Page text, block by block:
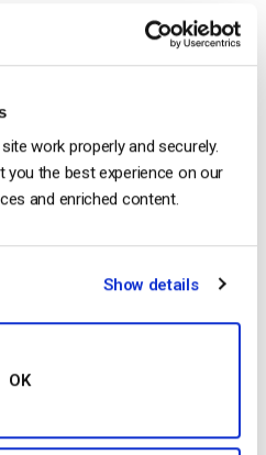
work properly and securely.
you the best experience on our
and enriched content.
Show details
OK
impressionnante de clients :
deux Telly Awards dans les
Beauty and Cosmetics pour
!
he helped the marketing
for our readers.